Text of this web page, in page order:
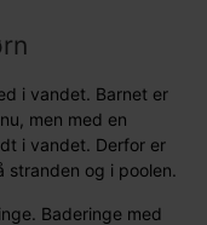
i vandet. Barnet er
men med en
i vandet. Derfor er
stranden og i poolen.
Baderinge med